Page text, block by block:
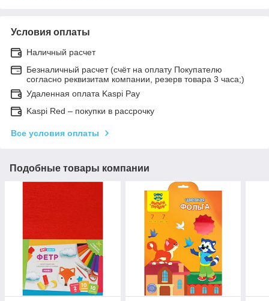
Условия оплаты
Наличный расчет
Безналичный расчет (счёт на оплату Покупателю
согласно реквизитам компании, резерв товара 3 часа;)
Удаленная оплата Kaspi Pay
Kaspi Red – покупки в рассрочку
Все условия оплаты
Подобные товары компании